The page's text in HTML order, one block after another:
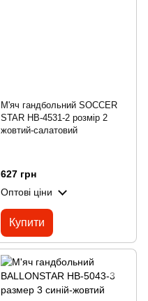
М'яч гандбольний SOCCER
STAR HB-4531-2 розмір 2
жовтий-салатовий
627 грн
Оптові ціни
Купити